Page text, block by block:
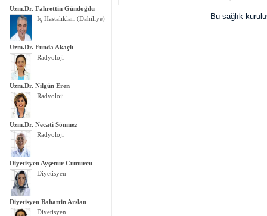
Uzm.Dr. Fahrettin Gündoğdu
İç Hastalıkları (Dahiliye)
Uzm.Dr. Funda Akaçlı
Radyoloji
Uzm.Dr. Nilgün Eren
Radyoloji
Uzm.Dr. Necati Sönmez
Radyoloji
Diyetisyen Ayşenur Cumurcu
Diyetisyen
Diyetisyen Bahattin Arslan
Diyetisyen
Bu sağlık